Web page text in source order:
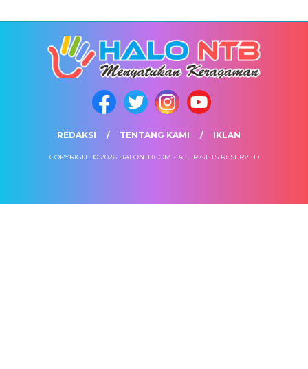
REDAKSI TENTANG KAMI IKLAN
COPYRIGHT © 2026 HALONTB.COM - ALL RIGHTS RESERVED